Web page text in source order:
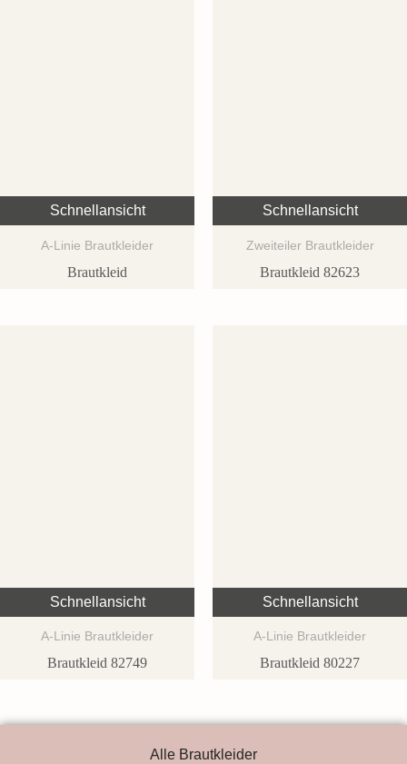
Schnellansicht
A-Linie Brautkleider
Brautkleid
Schnellansicht
Zweiteiler Brautkleider
Brautkleid 82623
Schnellansicht
A-Linie Brautkleider
Brautkleid 82749
Schnellansicht
A-Linie Brautkleider
Brautkleid 80227
Alle Brautkleider